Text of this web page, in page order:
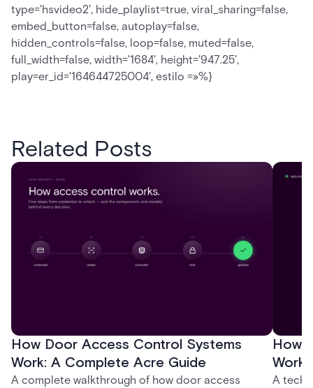
type='hsvideo2', hide_playlist=true, viral_sharing=false,
embed_button=false, autoplay=false,
hidden_controls=false, loop=false, muted=false,
full_width=false, width='1684', height='947.25',
play=er_id='164644725004', estilo =»%}
Related Posts
How Door Access Control Systems
Work: A Complete Acre Guide
A complete walkthrough of how door access
How
A